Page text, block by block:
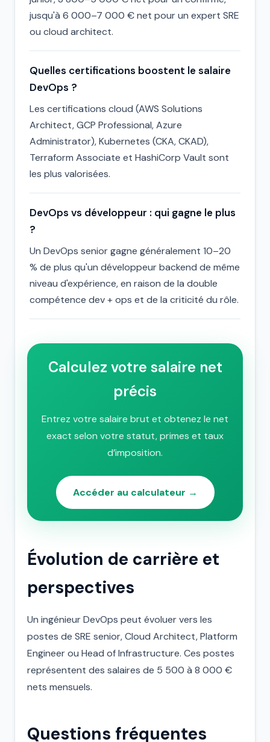
jusqu'à 6 000–7 000 € net pour un expert SRE
ou cloud architect.
Quelles certifications boostent le salaire
DevOps ?
Les certifications cloud (AWS Solutions
Architect, GCP Professional, Azure
Administrator), Kubernetes (CKA, CKAD),
Terraform Associate et HashiCorp Vault sont
les plus valorisées.
DevOps vs développeur : qui gagne le plus
?
Un DevOps senior gagne généralement 10–20
% de plus qu'un développeur backend de même
niveau d'expérience, en raison de la double
compétence dev + ops et de la criticité du rôle.
Calculez votre salaire net
précis
Entrez votre salaire brut et obtenez le net
exact selon votre statut, primes et taux
d’imposition.
Accéder au calculateur →
Évolution de carrière et
perspectives
Un ingénieur DevOps peut évoluer vers les
postes de SRE senior, Cloud Architect, Platform
Engineer ou Head of Infrastructure. Ces postes
représentent des salaires de 5 500 à 8 000 €
nets mensuels.
Questions fréquentes